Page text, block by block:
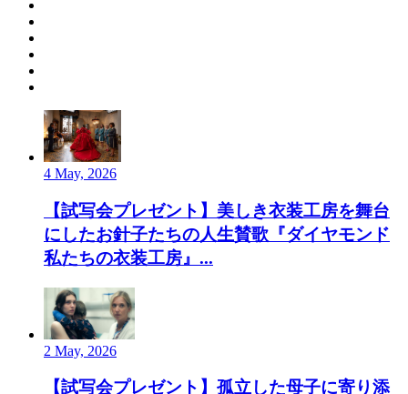
4 May, 2026
【試写会プレゼント】美しき衣装工房を舞台
にしたお針子たちの人生賛歌『ダイヤモンド
私たちの衣装工房』...
2 May, 2026
【試写会プレゼント】孤立した母子に寄り添